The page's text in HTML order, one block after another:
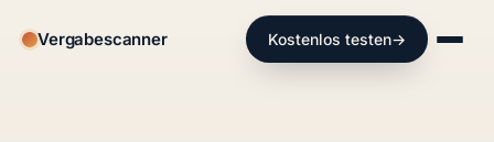
Vergabescanner Kostenlos testen→